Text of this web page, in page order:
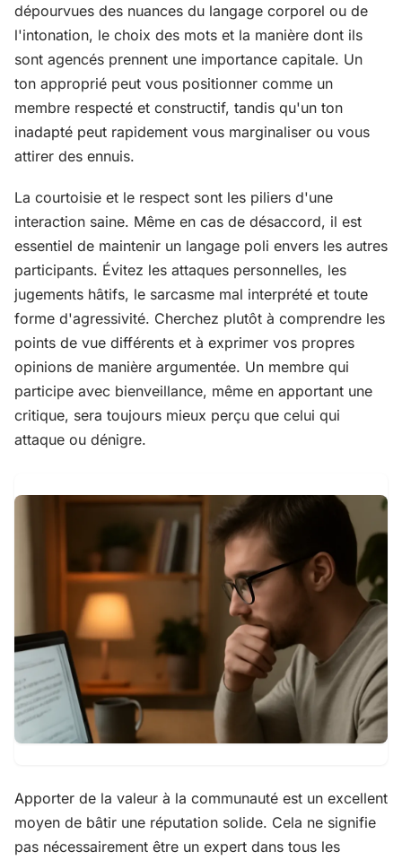
dépourvues des nuances du langage corporel ou de
l'intonation, le choix des mots et la manière dont ils
sont agencés prennent une importance capitale. Un
ton approprié peut vous positionner comme un
membre respecté et constructif, tandis qu'un ton
inadapté peut rapidement vous marginaliser ou vous
attirer des ennuis.
La courtoisie et le respect sont les piliers d'une
interaction saine. Même en cas de désaccord, il est
essentiel de maintenir un langage poli envers les autres
participants. Évitez les attaques personnelles, les
jugements hâtifs, le sarcasme mal interprété et toute
forme d'agressivité. Cherchez plutôt à comprendre les
points de vue différents et à exprimer vos propres
opinions de manière argumentée. Un membre qui
participe avec bienveillance, même en apportant une
critique, sera toujours mieux perçu que celui qui
attaque ou dénigre.
Apporter de la valeur à la communauté est un excellent
moyen de bâtir une réputation solide. Cela ne signifie
pas nécessairement être un expert dans tous les